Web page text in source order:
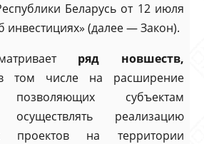
Беларусь от 12 июля
инвестициях» (далее — Закон).
ряд новшеств,
том числе на расширение
позволяющих субъектам
осуществлять реализацию
проектов на территории